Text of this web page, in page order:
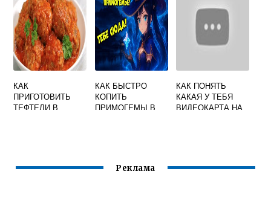
КАК
ПРИГОТОВИТЬ
ТЕФТЕЛИ В
КАК БЫСТРО
КОПИТЬ
ПРИМОГЕМЫ В
КАК ПОНЯТЬ
КАКАЯ У ТЕБЯ
ВИДЕОКАРТА НА
Реклама